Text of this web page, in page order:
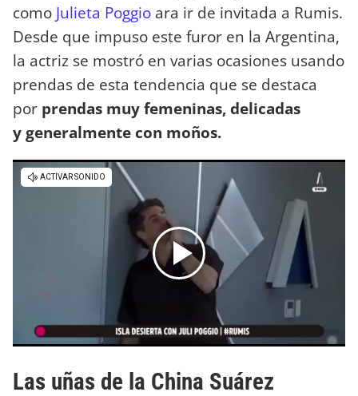
como Julieta Poggio ara ir de invitada a Rumis.
Desde que impuso este furor en la Argentina,
la actriz se mostró en varias ocasiones usando
prendas de esta tendencia que se destaca
por prendas muy femeninas, delicadas
y generalmente con moños.
Las uñas de la China Suárez